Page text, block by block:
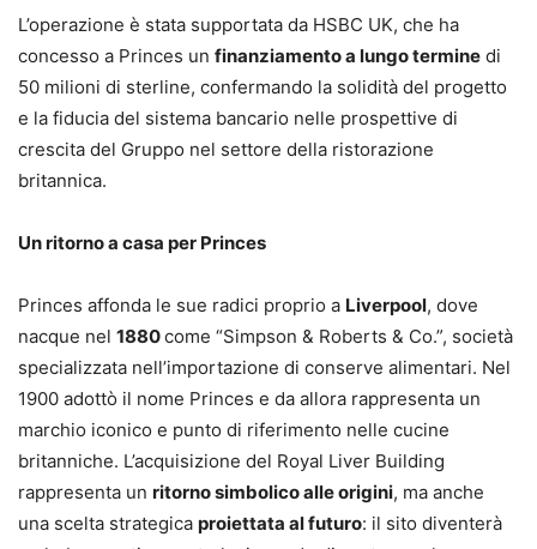
L’operazione è stata supportata da HSBC UK, che ha
concesso a Princes un finanziamento a lungo termine di
50 milioni di sterline, confermando la solidità del progetto
e la fiducia del sistema bancario nelle prospettive di
crescita del Gruppo nel settore della ristorazione
britannica.
Un ritorno a casa per Princes
Princes affonda le sue radici proprio a Liverpool, dove
nacque nel 1880come “Simpson & Roberts & Co.”, società
specializzata nell’importazione di conserve alimentari. Nel
1900 adottò il nome Princes e da allora rappresenta un
marchio iconico e punto di riferimento nelle cucine
britanniche. L’acquisizione del Royal Liver Building
rappresenta un ritorno simbolico alle origini, ma anche
una scelta strategica proiettata al futuro: il sito diventerà